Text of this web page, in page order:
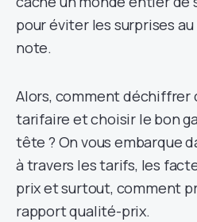
pour éviter les surprises
note.
Alors, comment
tarifaire et choisir le bon
tête ? On vous embarque
à travers les tarifs, les
prix et surtout, comment
rapport qualité-prix.